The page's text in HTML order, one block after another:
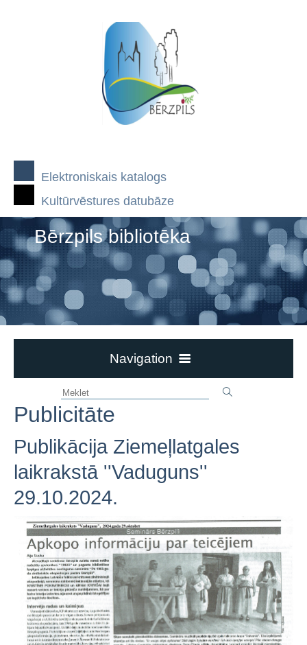
Elektroniskais katalogs
Kultūrvēstures datubāze
Bērzpils bibliotēka
Navigation
Bērzpils bibliotēka
Dokumenti
Novadpētniecība
Pasākumi un izstādes
Galerijas
Jaunieguvumi
3td e-GRĀMATU bibliotēka
Bērnu, jauniešu un vecāku žūrija
Ziemeļvalstu literatūras nedēļa (norises)
Publicitāte
Publikācija Ziemeļlatgales
laikrakstā ''Vaduguns''
29.10.2024.